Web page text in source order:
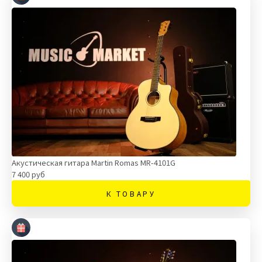
Акустическая гитара Martin Romas MR-4101G
7 400 руб
К ТОВАРУ